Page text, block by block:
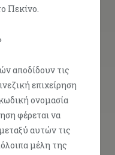
Πεκίνο.
αποδίδουν τις
επιχείρηση
ονομασία
φέρεται να
αυτών τις
μέλη της